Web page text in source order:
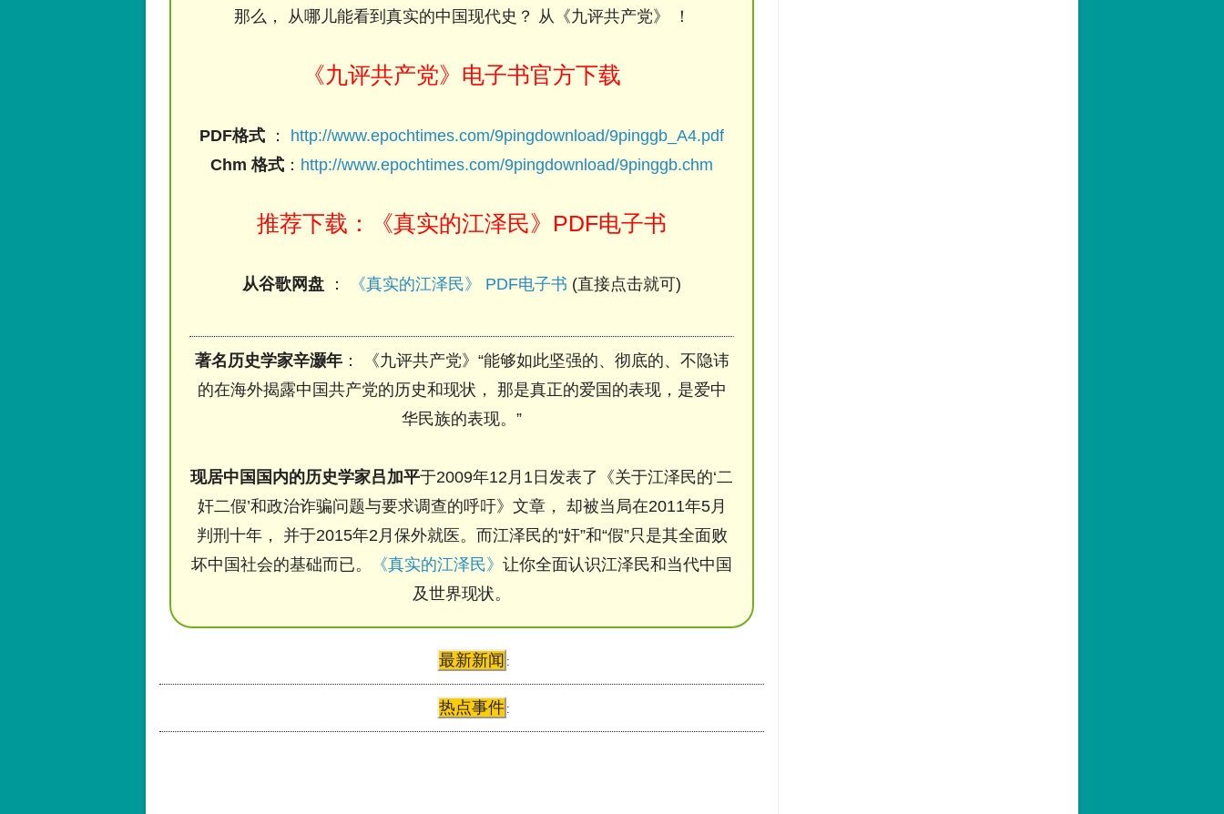
那么， 从哪儿能看到真实的中国现代史？ 从《九评共产党》 ！
《九评共产党》电子书官方下载
PDF格式 ： http://www.epochtimes.com/9pingdownload/9pinggb_A4.pdf
Chm 格式 ： http://www.epochtimes.com/9pingdownload/9pinggb.chm
推荐下载：《真实的江泽民》PDF电子书
从谷歌网盘 ： 《真实的江泽民》 PDF电子书 (直接点击就可)
著名历史学家辛灏年： 《九评共产党》“能够如此坚强的、彻底的、不隐讳
的在海外揭露中国共产党的历史和现状， 那是真正的爱国的表现，是爱中
华民族的表现。”
现居中国国内的历史学家吕加平于2009年12月1日发表了《关于江泽民的‘二
奸二假’和政治诈骗问题与要求调查的呼吁》文章， 却被当局在2011年5月
判刑十年， 并于2015年2月保外就医。而江泽民的“奸”和“假”只是其全面败
坏中国社会的基础而已。
《真实的江泽民》 让你全面认识江泽民和当代中国
及世界现状。
最新新闻 :
热点事件 :